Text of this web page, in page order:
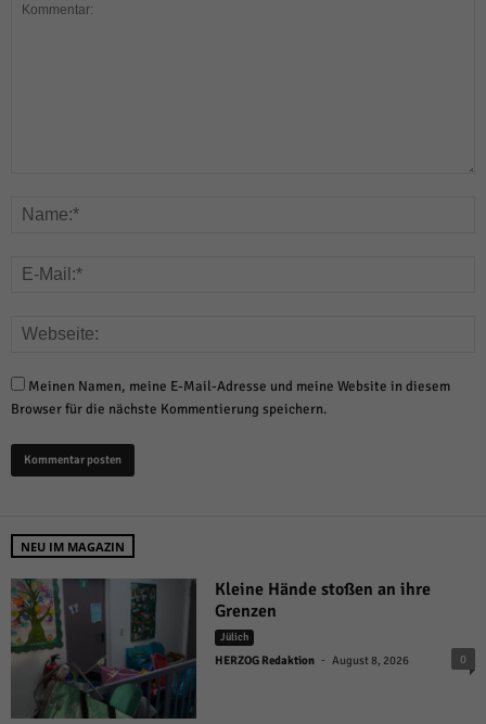
Meinen Namen, meine E-Mail-Adresse und meine Website in diesem
Browser für die nächste Kommentierung speichern.
NEU IM MAGAZIN
Kleine Hände stoßen an ihre
Grenzen
Jülich
HERZOG Redaktion - August 8, 2026 0